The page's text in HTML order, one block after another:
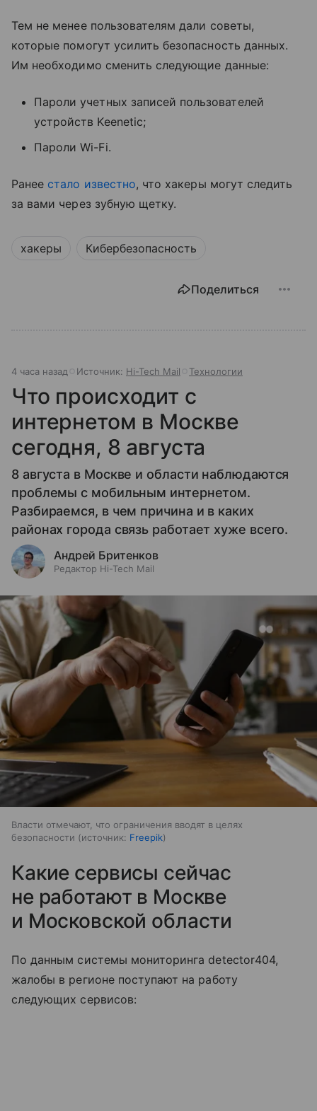
Тем не менее пользователям дали советы,
которые помогут усилить безопасность данных.
Им необходимо сменить следующие данные:
Пароли учетных записей пользователей
устройств Keenetic;
Пароли Wi-Fi.
Ранее стало известно, что хакеры могут следить
за вами через зубную щетку.
хакеры Кибербезопасность
Поделиться
4 часа назад Источник: Hi-Tech Mail Технологии
Что происходит с
интернетом в Москве
сегодня, 8 августа
8 августа в Москве и области наблюдаются
проблемы с мобильным интернетом.
Разбираемся, в чем причина и в каких
районах города связь работает хуже всего.
Андрей Бритенков
Редактор Hi-Tech Mail
Власти отмечают, что ограничения вводят в целях
безопасности
источник: Freepik
Какие сервисы сейчас
не работают в Москве
и Московской области
По данным системы мониторинга detector404,
жалобы в регионе поступают на работу
следующих сервисов: